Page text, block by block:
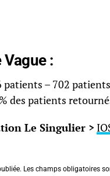
:
patients – 702
des patients
Le Singulier >
Les champs obligatoires